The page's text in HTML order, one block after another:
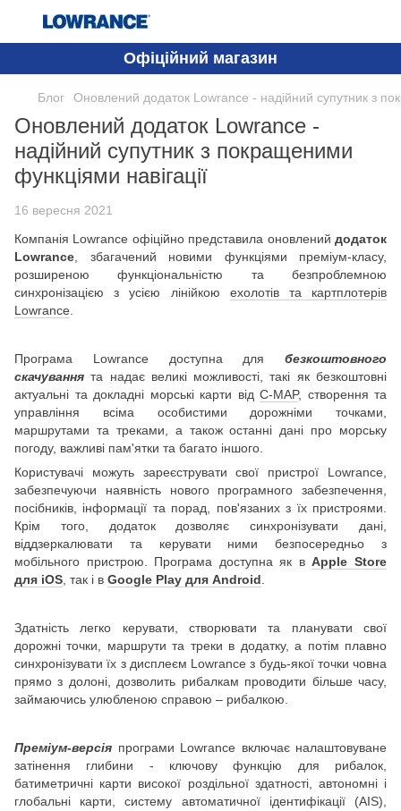
Офіційний магазин
Блог Оновлений додаток Lowrance - надійний супутник з
Оновлений додаток Lowrance -
надійний супутник з покращеними
функціями навігації
16 вересня 2021
Компанія Lowrance офіційно представила оновлений додаток
Lowrance , збагачений новими функціями преміум-класу,
розширеною функціональністю та безпроблемною
синхронізацією з усією лінійкою ехолотів та картплотерів
Lowrance
Програма Lowrance доступна для безкоштовного
скачування та надає великі можливості, такі як безкоштовні
актуальні та докладні морські карти від C-MAP, створення та
управління всіма особистими дорожніми точками,
маршрутами та треками, а також останні дані про морську
погоду, важливі пам'ятки та багато іншого.
Користувачі можуть зареєструвати свої пристрої Lowrance,
забезпечуючи наявність нового програмного забезпечення,
посібників, інформації та порад, пов'язаних з їх пристроями.
Крім того, додаток дозволяє синхронізувати дані,
віддзеркалювати та керувати ними безпосередньо з
мобільного пристрою. Програма доступна як вApple Store
для iOS , так і в Google Play для Android
Здатність легко керувати, створювати та планувати свої
дорожні точки, маршрути та треки в додатку, а потім плавно
синхронізувати їх з дисплеєм Lowrance з будь-якої точки човна
прямо з долоні, дозволить рибалкам проводити більше часу,
займаючись улюбленою справою – рибалкою.
Преміум-версія програми Lowrance включає налаштовуване
затінення глибини - ключову функцію для рибалок,
батиметричні карти високої роздільної здатності, автономні і
глобальні карти, систему автоматичної ідентифікації (AIS),